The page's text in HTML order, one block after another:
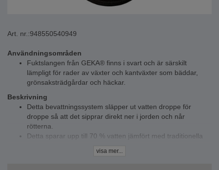
Art. nr.:948550540949
Användningsområden
Fuktslangen från GEKA® finns i svart och är särskilt
lämpligt för rader av växter och kantväxter som bäddar,
grönsaksträdgårdar och häckar.
Beskrivning
Detta bevattningssystem släpper ut vatten droppe för
droppe så att det sipprar direkt ner i jorden och når
rötterna.
Detta sparar upp till 70 % vatten jämfört med traditionella
Systemet är lätt att använda - slå på vattnet och slangen
visa mer...